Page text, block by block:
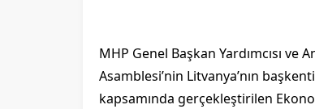
MHP Genel Başkan Yardımcısı
Asamblesi’nin Litvanya’nın
kapsamında gerçekleştirilen